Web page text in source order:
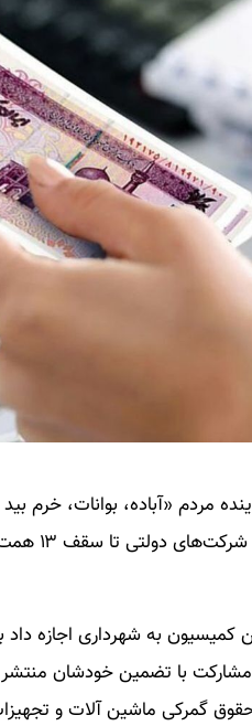
مردم «آباده، بوانات،
کمیسیون به شهرداری اجازه
اوراق مشارکت با تضمین خودشان
گمرکی ماشین آلات و